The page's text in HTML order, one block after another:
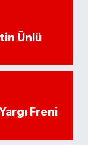
Ünlü
Freni